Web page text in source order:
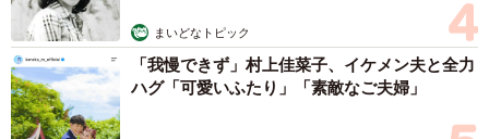
まいどなトピック
「我慢できず」村上佳菜子、イケメン夫と全力
ハグ「可愛いふたり」「素敵なご夫婦」